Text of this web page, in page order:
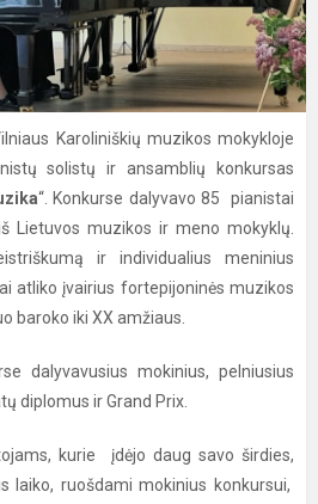
Karoliniškių muzikos mokykloje
solistų ir ansamblių konkursas
“. Konkurse dalyvavo 85 pianistai
muzikos ir meno mokyklų.
ir individualius meninius
atliko įvairius fortepijoninės muzikos
baroko iki XX amžiaus.
dalyvavusius mokinius, pelniusius
diplomus ir Grand Prix.
kurie įdėjo daug savo širdies,
laiko, ruošdami mokinius konkursui,